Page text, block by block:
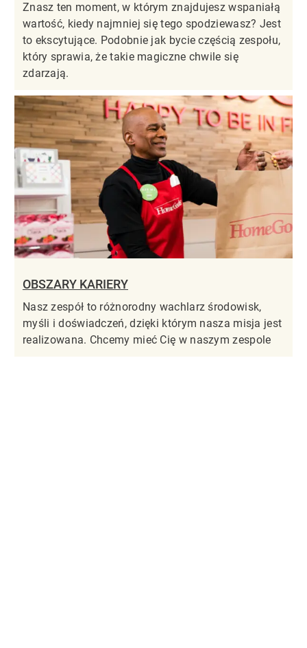
Znasz ten moment, w którym znajdujesz wspaniałą
wartość, kiedy najmniej się tego spodziewasz? Jest
to ekscytujące. Podobnie jak bycie częścią zespołu,
który sprawia, że takie magiczne chwile się
zdarzają.
OBSZARY KARIERY
Nasz zespół to różnorodny wachlarz środowisk,
myśli i doświadczeń, dzięki którym nasza misja jest
realizowana. Chcemy mieć Cię w naszym zespole